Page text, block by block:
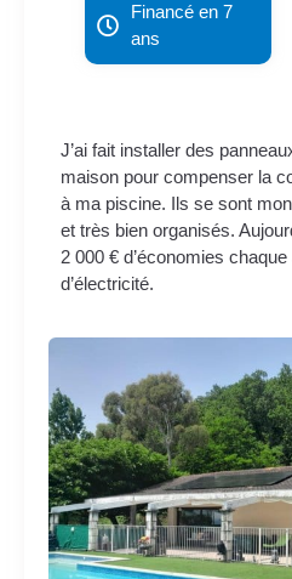
Financé en 7
ans
J’ai fait installer des
maison pour compenser la
à ma piscine. Ils se sont
et très bien organisés.
2 000 € d’économies
d’électricité.